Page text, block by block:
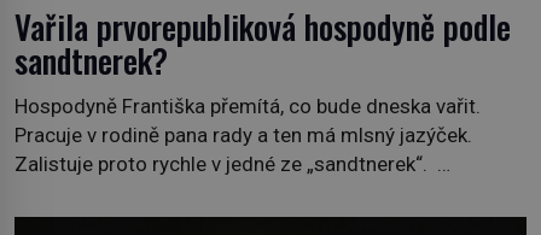
Vařila prvorepubliková hospodyně podle
sandtnerek?
Hospodyně Františka přemítá, co bude dneska vařit.
Pracuje v rodině pana rady a ten má mlsný jazýček.
Zalistuje proto rychle v jedné ze „sandtnerek“.
povzdechne si směrem ke služce, kterou má v kuchyni k